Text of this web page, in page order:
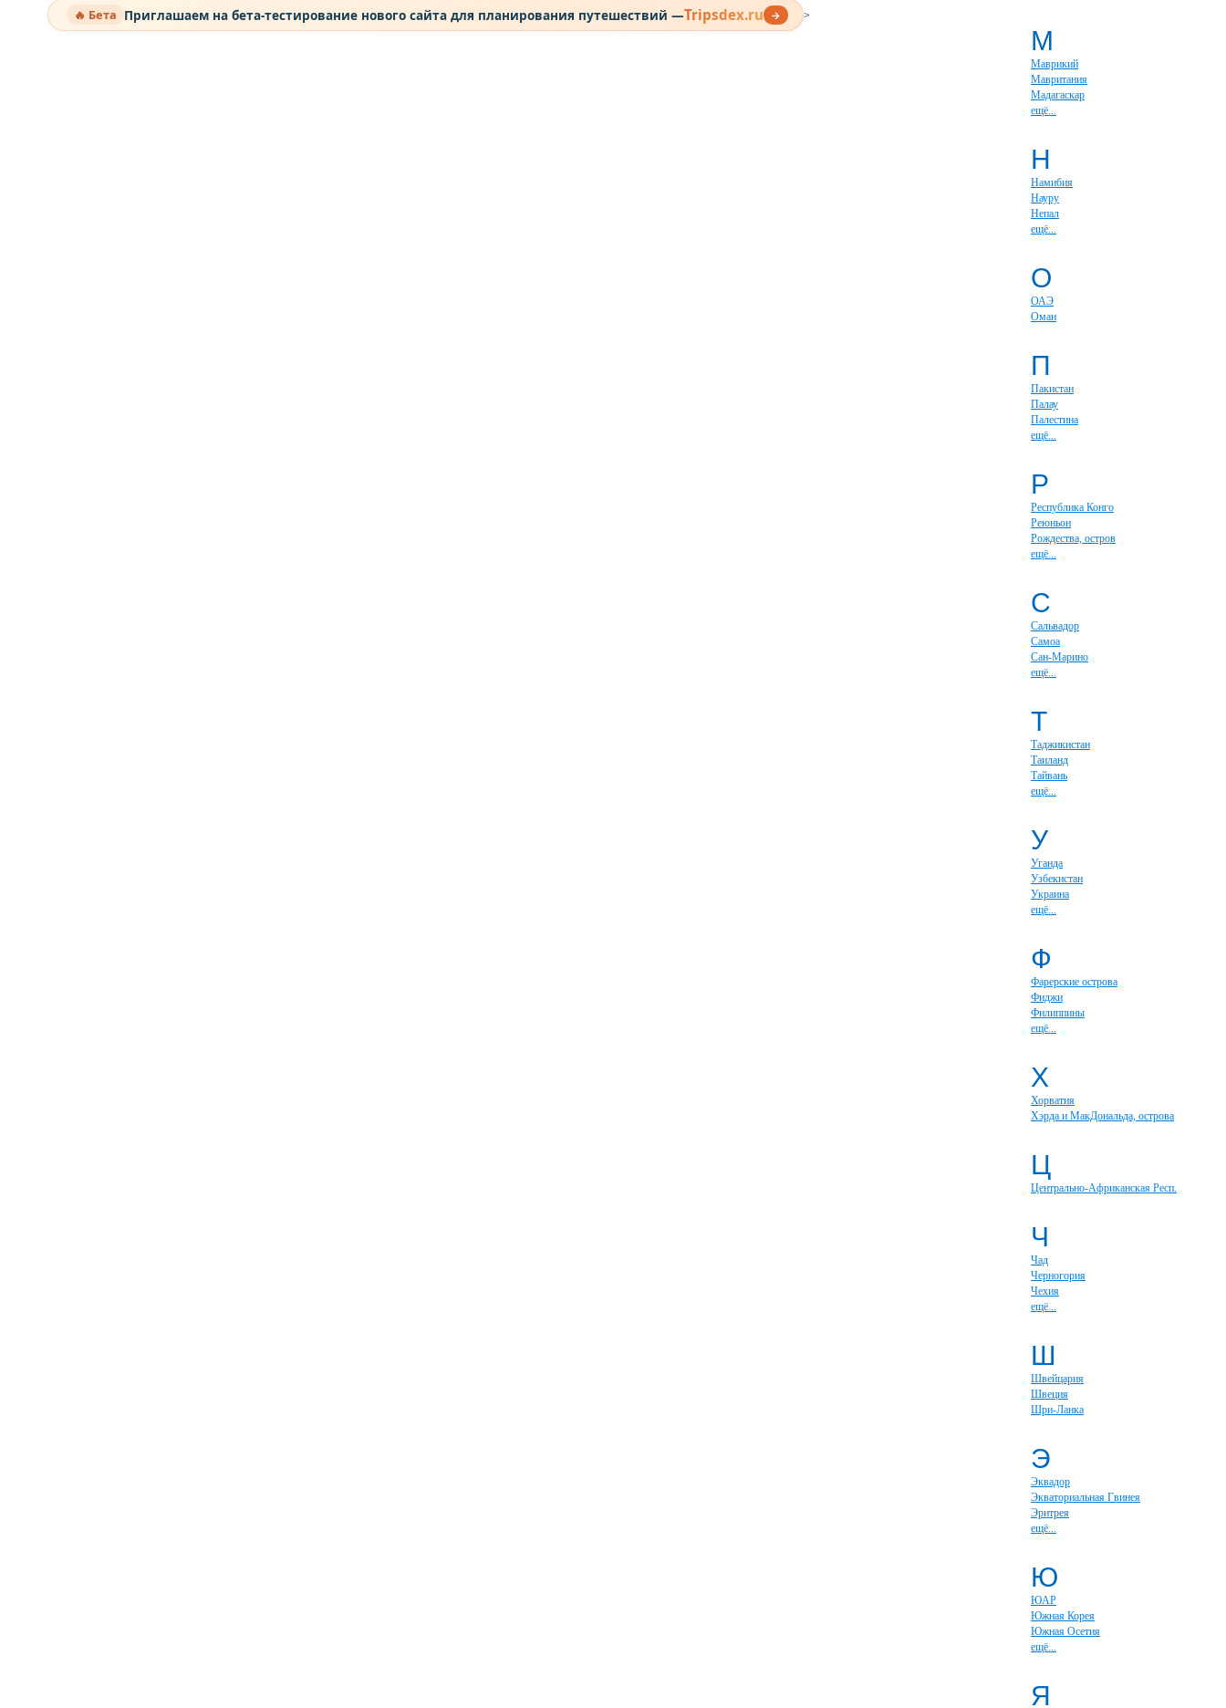
🔥 Бета Приглашаем на бета-тестирование нового сайта для планирования путешествий —Tripsdex.ru → >
М
Маврикий
Мавритания
Мадагаскар
ещё...
Н
Намибия
Науру
Непал
ещё...
О
ОАЭ
Оман
П
Пакистан
Палау
Палестина
ещё...
Р
Республика Конго
Реюньон
Рождества, остров
ещё...
С
Сальвадор
Самоа
Сан-Марино
ещё...
Т
Таджикистан
Таиланд
Тайвань
ещё...
У
Уганда
Узбекистан
Украина
ещё...
Ф
Фарерские острова
Фиджи
Филиппины
ещё...
Х
Хорватия
Хэрда и МакДональда, острова
Ц
Центрально-Африканская Респ.
Ч
Чад
Черногория
Чехия
ещё...
Ш
Швейцария
Швеция
Шри-Ланка
Э
Эквадор
Экваториальная Гвинея
Эритрея
ещё...
Ю
ЮАР
Южная Корея
Южная Осетия
ещё...
Я